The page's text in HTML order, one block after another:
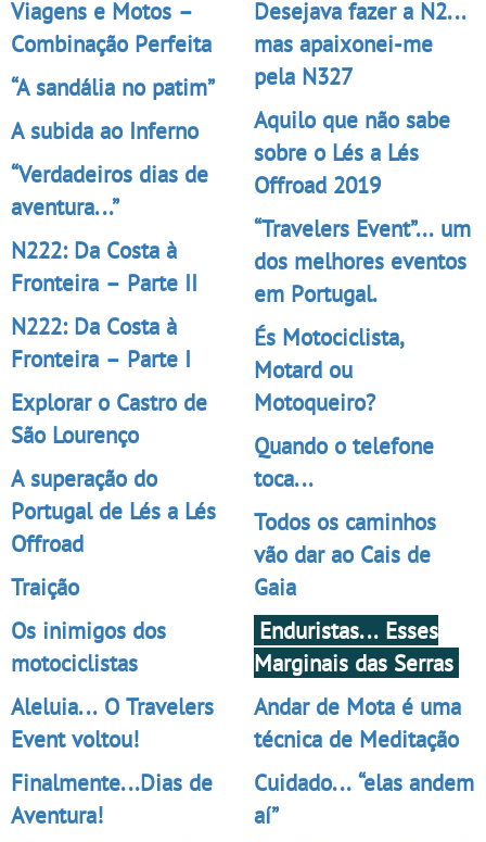
Viagens e Motos –
Combinação Perfeita
“A sandália no patim”
A subida ao Inferno
“Verdadeiros dias de
aventura...”
N222: Da Costa à
Fronteira – Parte II
N222: Da Costa à
Fronteira – Parte I
Explorar o Castro de
São Lourenço
A superação do
Portugal de Lés a Lés
Offroad
Traição
Os inimigos dos
motociclistas
Aleluia... O Travelers
Event voltou!
Finalmente...Dias de
Aventura!
Desejava fazer a N2...
mas apaixonei-me
pela N327
Aquilo que não sabe
sobre o Lés a Lés
Offroad 2019
“Travelers Event”... um
dos melhores eventos
em Portugal.
És Motociclista,
Motard ou
Motoqueiro?
Quando o telefone
toca...
Todos os caminhos
vão dar ao Cais de
Gaia
Enduristas... Esses
Marginais das Serras
Andar de Mota é uma
técnica de Meditação
Cuidado... “elas andem
aí”